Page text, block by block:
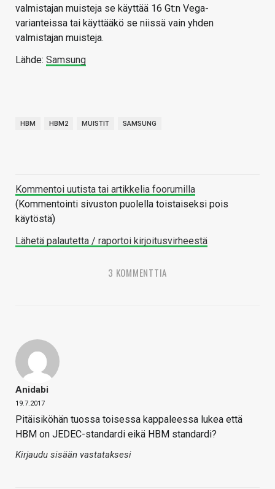
valmistajan muisteja se käyttää 16 Gt:n Vega-
varianteissa tai käyttääkö se niissä vain yhden
valmistajan muisteja.
Lähde: Samsung
HBM HBM2 MUISTIT SAMSUNG
Kommentoi uutista tai artikkelia foorumilla
(Kommentointi sivuston puolella toistaiseksi pois
käytöstä)
Lähetä palautetta / raportoi kirjoitusvirheestä
3 KOMMENTTIA
Anidabi
19.7.2017
Pitäisiköhän tuossa toisessa kappaleessa lukea että
HBM on JEDEC-standardi eikä HBM standardi?
Kirjaudu sisään vastataksesi